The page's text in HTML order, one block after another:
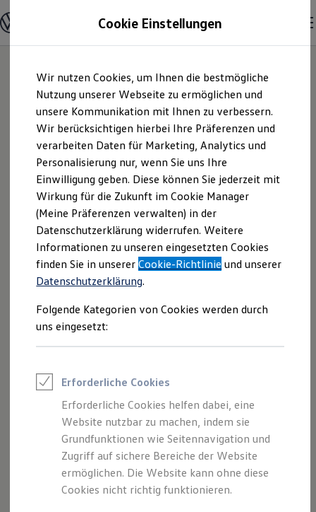
Hauptinhalt
springen
Footer
springen
Modelle und Konfigurator
Konfigurator
Modelle vergleichen
Elektroautos
ENERGY Sondermodelle
Nutzfahrzeuge
SUV und CUV
Familienautos
Kombis
Kompaktwagen
Sportwagen
Schnell verfügbare Fahrzeuge
Angebote und Produkte
Aktuelle Angebote
E-Auto-Förderung
Volkswagen Marktplatz
Die ENERGY Sondermodelle
Junge Gebrauchtwagen und Gebrauchtwagen
Volkswagen Zertifizierte Gebrauchtwagen
Elektromobilität bei Gebrauchtwagen
Saisonangebote
Reifenpakete
Leasing
Leasing-Angebote
Elektroauto Leasing
Kleinwagen-Leasing
Leasing ohne Anzahlung
Finanzierung
Autokredit mit Schlussrate
Versicherungen und Garantien
Kfz-Versicherung
Restschuldversicherungen
Garantien
Autowelt Schuler
GmbH ZNL Horgen |
Impressum &
Rechtliches
Hier finden Sie Informationen über uns
(Autowelt Schuler GmbH ZNL Horgen)
als verantwortlichen Anbieter von
Inhalten und Angeboten, die auf dieser
Impressum
Datenschutzerklärung
Impressum
Cookie Einstellungen
Wir nutzen Cookies, um Ihnen die bestmögliche
Nutzung unserer Webseite zu ermöglichen und
unsere Kommunikation mit Ihnen zu verbessern.
Wir berücksichtigen hierbei Ihre Präferenzen und
verarbeiten Daten für Marketing, Analytics und
Personalisierung nur, wenn Sie uns Ihre
Einwilligung geben. Diese können Sie jederzeit mit
Wirkung für die Zukunft im Cookie Manager
(Meine Präferenzen verwalten) in der
Datenschutzerklärung widerrufen. Weitere
Informationen zu unseren eingesetzten Cookies
finden Sie in unsererCookie-Richtlinie und unserer
Datenschutzerklärung.
Folgende Kategorien von Cookies werden durch
uns eingesetzt:
Erforderliche Cookies
Erforderliche Cookies helfen dabei, eine
Website nutzbar zu machen, indem sie
Grundfunktionen wie Seitennavigation und
Zugriff auf sichere Bereiche der Website
ermöglichen. Die Website kann ohne diese
Cookies nicht richtig funktionieren.